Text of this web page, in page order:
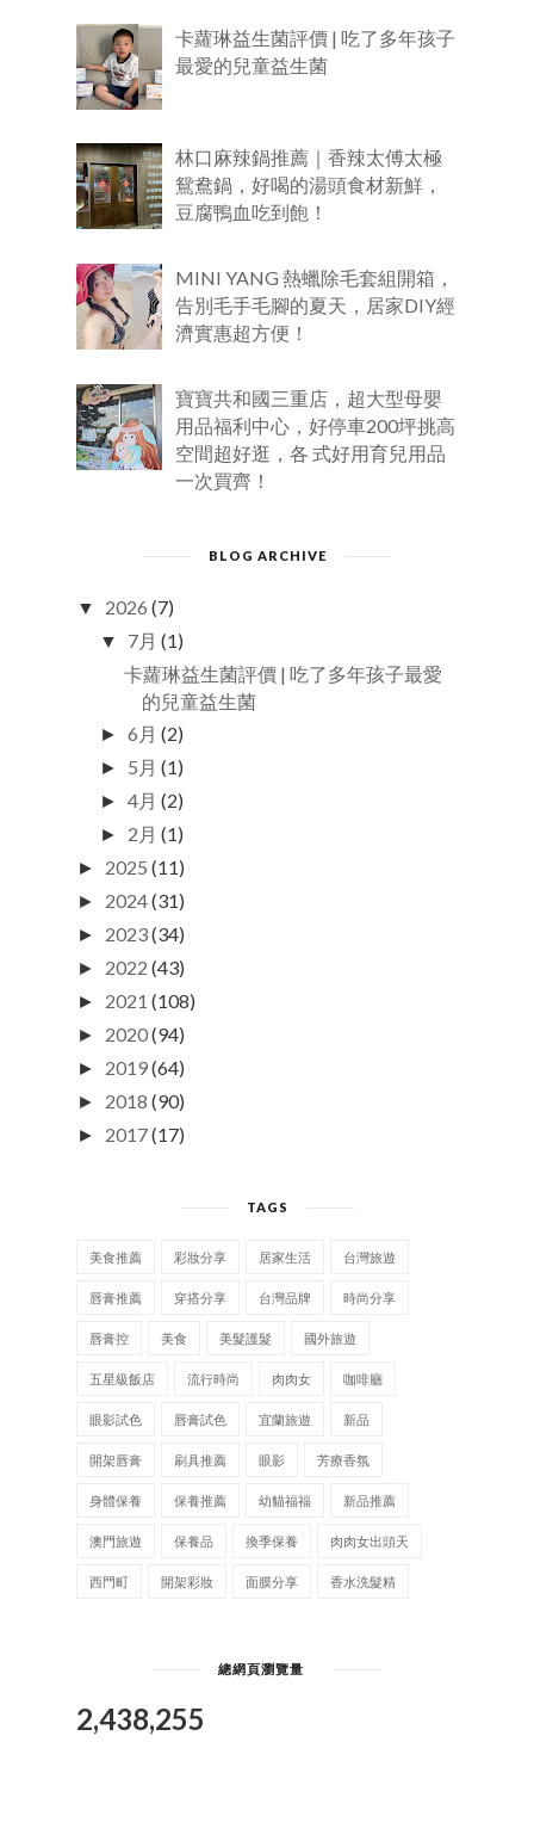
卡蘿琳益生菌評價 | 吃了多年孩子
最愛的兒童益生菌
林口麻辣鍋推薦｜香辣太傅太極
鴛鴦鍋，好喝的湯頭食材新鮮，
豆腐鴨血吃到飽！
MINI YANG 熱蠟除毛套組開箱，
告別毛手毛腳的夏天，居家DIY經
濟實惠超方便！
寶寶共和國三重店，超大型母嬰
用品福利中心，好停車200坪挑高
空間超好逛，各 式好用育兒用品
一次買齊！
BLOG ARCHIVE
▼ 2026 (7)
▼ 7月 (1)
卡蘿琳益生菌評價 | 吃了多年孩子最愛
的兒童益生菌
►6月 (2)
► 5月 (1)
►4月 (2)
► 2月 (1)
► 2025 (11)
► 2024(31)
► 2023(34)
► 2022 (43)
► 2021 (108)
► 2020(94)
► 2019(64)
► 2018 (90)
► 2017(17)
TAGS
美食推薦 彩妝分享 居家生活 台灣旅遊
唇膏推薦 穿搭分享 台灣品牌 時尚分享
唇膏控 美食 美髮護髮 國外旅遊
五星級飯店 流行時尚 肉肉女 咖啡廳
眼影試色 唇膏試色 宜蘭旅遊 新品
開架唇膏 刷具推薦 眼影 芳療香氛
身體保養 保養推薦 幼貓福福 新品推薦
澳門旅遊 保養品 換季保養 肉肉女出頭天
西門町 開架彩妝 面膜分享 香水洗髮精
總網頁瀏覽量
2,438,255